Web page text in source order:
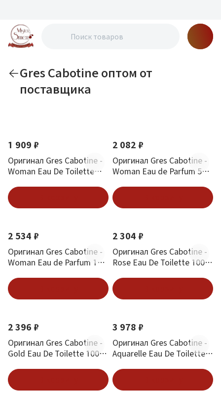
Gres Cabotine оптом от
поставщика
1 909 ₽
Оригинал Gres Cabotine -
Woman Eau De Toilette
2 082 ₽
Оригинал Gres Cabotine -
Woman Eau de Parfum 50
2 534 ₽
Оригинал Gres Cabotine -
Woman Eau de Parfum 100
2 304 ₽
Оригинал Gres Cabotine -
Rose Eau De Toilette 100
2 396 ₽
Оригинал Gres Cabotine -
Gold Eau De Toilette 100
3 978 ₽
Оригинал Gres Cabotine -
Aquarelle Eau De Toilette